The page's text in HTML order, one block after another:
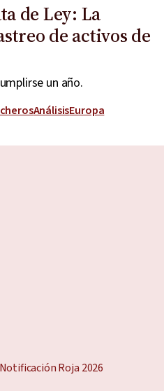
de Ley: La
de activos de
un año.
AnálisisEuropa
Roja 2026